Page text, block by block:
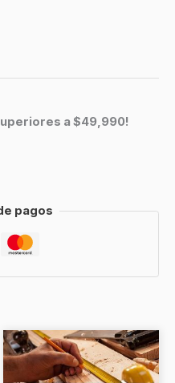
a $49,990!
pagos